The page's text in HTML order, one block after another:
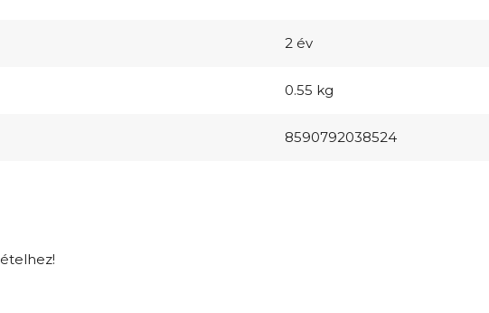
2 év
0.55 kg
8590792038524